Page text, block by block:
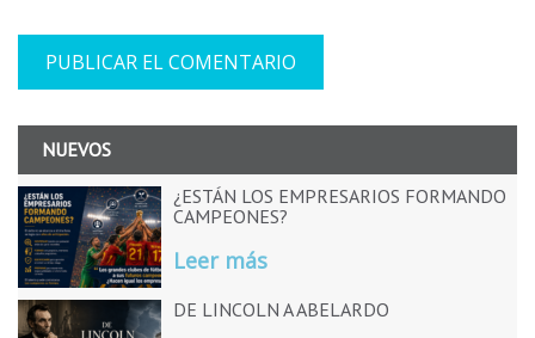
NUEVOS
¿ESTÁN LOS EMPRESARIOS FORMANDO
CAMPEONES?
Leer más
DE LINCOLN A ABELARDO